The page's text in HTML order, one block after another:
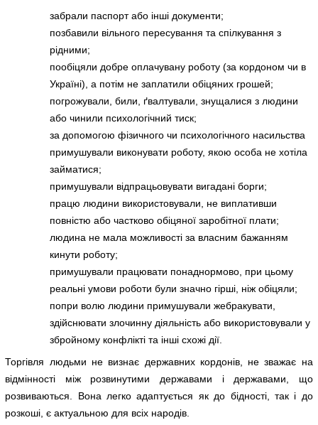
забрали паспорт або інші документи;
позбавили вільного пересування та спілкування з
рідними;
пообіцяли добре оплачувану роботу (за кордоном чи в
Україні), а потім не заплатили обіцяних грошей;
погрожували, били, ґвалтували, знущалися з людини
або чинили психологічний тиск;
за допомогою фізичного чи психологічного насильства
примушували виконувати роботу, якою особа не хотіла
займатися;
примушували відпрацьовувати вигадані борги;
працю людини використовували, не виплативши
повністю або частково обіцяної заробітної плати;
людина не мала можливості за власним бажанням
кинути роботу;
примушували працювати понаднормово, при цьому
реальні умови роботи були значно гірші, ніж обіцяли;
попри волю людини примушували жебракувати,
здійснювати злочинну діяльність або використовували у
збройному конфлікті та інші схожі дії.
Торгівля людьми не визнає державних кордонів, не зважає на
відмінності між розвинутими державами і державами, що
розвиваються. Вона легко адаптується як до бідності, так і до
розкоші, є актуальною для всіх народів.